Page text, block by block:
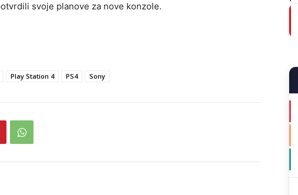
svoje planove za nove konzole.
Play Station 4 PS4 Sony